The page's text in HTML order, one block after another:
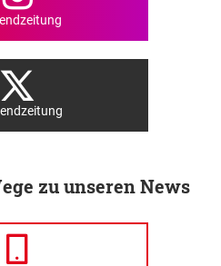
zu unseren News